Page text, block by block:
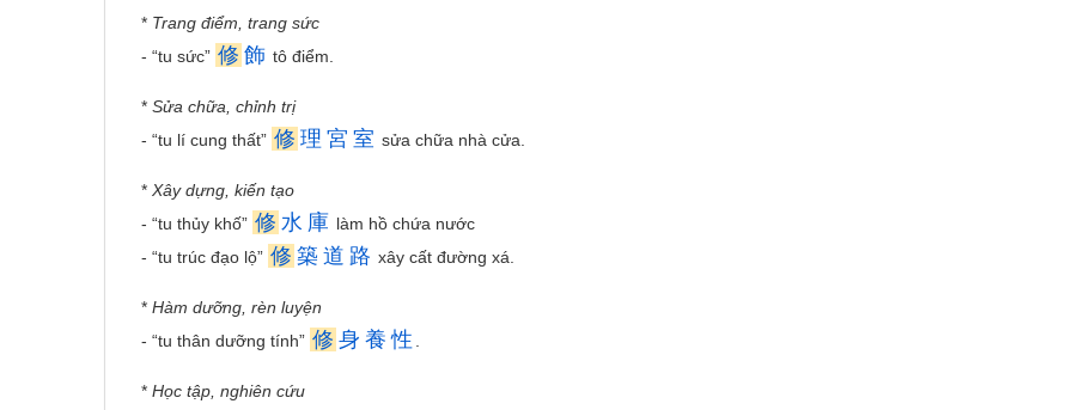
* Trang điểm, trang sức
- “tu sức” 修 飾 tô điểm.
* Sửa chữa, chỉnh trị
- “tu lí cung thất” 修 理 宮 室 sửa chữa nhà cửa.
* Xây dựng, kiến tạo
- “tu thủy khố” 修 水 庫 làm hồ chứa nước
- “tu trúc đạo lộ” 修 築 道 路 xây cất đường xá.
* Hàm dưỡng, rèn luyện
- “tu thân dưỡng tính” 修 身 養 性
* Học tập, nghiên cứu